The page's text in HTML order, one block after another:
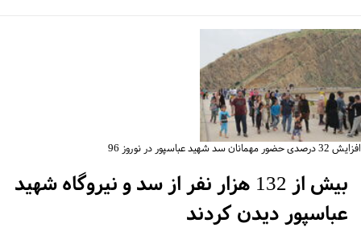
مهمانان سد شهید عباسپور در نوروز 96
بیش از 132 هزار نفر از سد و نیروگاه شهید
عباسپور دیدن کردند